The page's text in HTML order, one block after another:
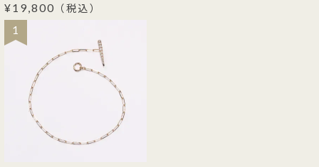
¥19,800 （税込）
1